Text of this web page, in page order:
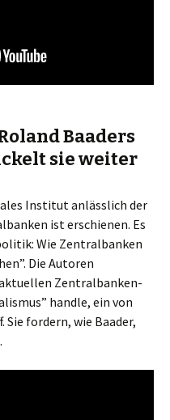
Baaders
sie weiter
Institut anlässlich der
ist erschienen. Es
Wie Zentralbanken
Die Autoren
Zentralbanken-
handle, ein von
fordern, wie Baader,